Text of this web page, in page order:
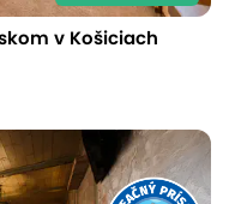
v Košiciach